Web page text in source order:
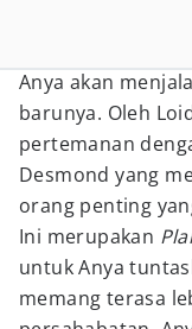
Anya akan
barunya. Oleh
pertemanan
Desmond yang
orang penting
Ini merupakan
untuk Anya
memang terasa